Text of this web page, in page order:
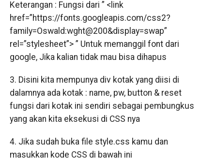
Keterangan : Fungsi dari ” <link
href=”https://fonts.googleapis.com/css2?
family=Oswald:wght@200&display=swap”
rel=”stylesheet”> ” Untuk memanggil font dari
google, Jika kalian tidak mau bisa dihapus
3. Disini kita mempunya div kotak yang diisi di
dalamnya ada kotak : name, pw, button & reset
fungsi dari kotak ini sendiri sebagai pembungkus
yang akan kita eksekusi di CSS nya
4. Jika sudah buka file style.css kamu dan
masukkan kode CSS di bawah ini